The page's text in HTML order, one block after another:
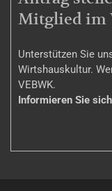
Mitglied im
Unterstützen Sie
Wirtshauskultur.
VEBWK.
Informieren Sie